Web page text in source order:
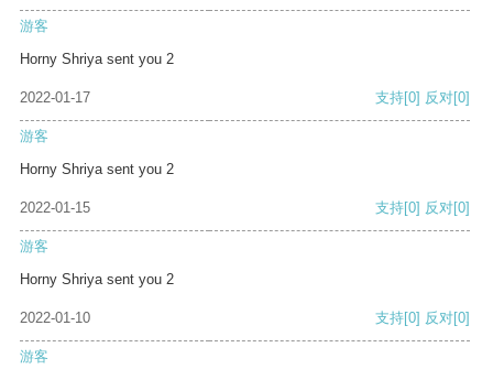
游客
Horny Shriya sent you 2
2022-01-17 支持[0] 反对[0]
游客
Horny Shriya sent you 2
2022-01-15 支持[0] 反对[0]
游客
Horny Shriya sent you 2
2022-01-10 支持[0] 反对[0]
游客